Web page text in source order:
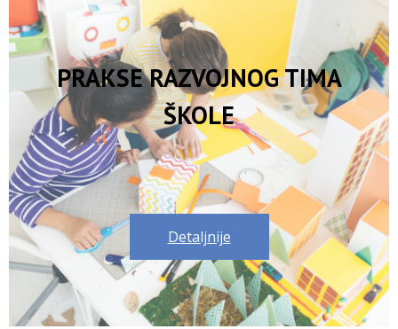
PRAKSE RAZVOJNOG TIMA
ŠKOLE
Detaljnije